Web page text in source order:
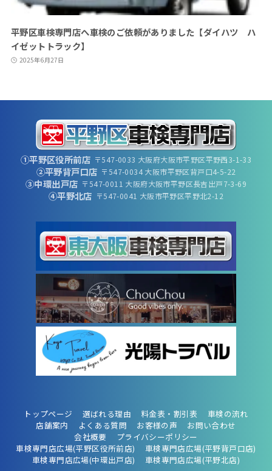
平野区車検専門店へ車検のご依頼がありました【ダイハツ ハ
イゼットトラック】
2025年6月27日
①平野区役所前店 〒547-0033 大阪府大阪市平野区平野西3-1-33
②平野背戸口店 〒547-0034 大阪市平野区背戸口4-5-22
③中環出戸店 〒547-0011 大阪府大阪市平野区長吉出戸7-3-69
④平野北店 〒547-0041 大阪市平野区平野北2-12
トップページ 選ばれる理由 料金表・割引表
車検の流れ
店舗案内
よくある質問 お客様の声
お問い合わせ
会社概要
プライバシーポリシー
車検専門店広場(平野区役所前店)
車検専門店広場(平野背戸口店)
車検専門店広場(中環出戸店)
車検専門店広場(平野北店)